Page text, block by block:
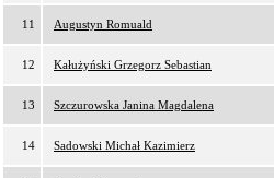
11 Augustyn Romuald
12 Kałużyński Grzegorz Sebastian
13 Szczurowska Janina Magdalena
14 Sadowski Michał Kazimierz